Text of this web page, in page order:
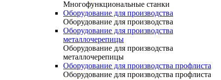
Многофункциональные станки
Оборудование для производства
Оборудование для производства
Оборудование для производства
металлочерепицы
Оборудование для производства
металлочерепицы
Оборудование для производства профлиста
Оборудование для производства профлиста